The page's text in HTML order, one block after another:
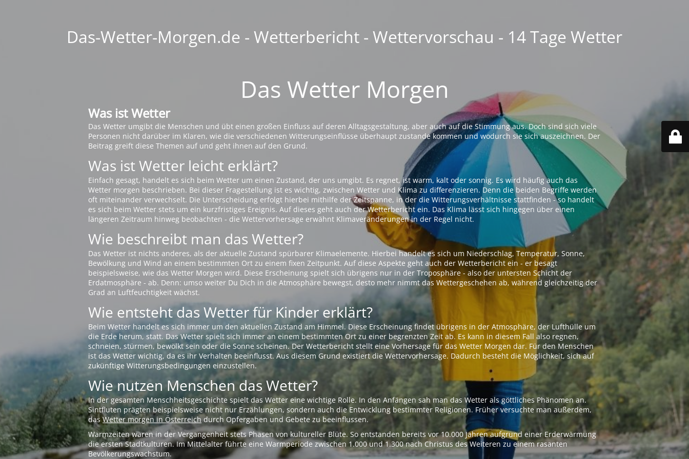
Das-Wetter-Morgen.de - Wetterbericht - Wettervorschau - 14 Tage Wetter
Das Wetter Morgen
Was ist Wetter
Das Wetter umgibt die Menschen und übt einen großen Einfluss auf deren Alltagsgestaltung, aber auch auf die Stimmung aus. Doch sind sich viele
Personen nicht darüber im Klaren, wie die verschiedenen Witterungseinflüsse überhaupt zustande kommen und wodurch sie sich auszeichnen. Der
Beitrag greift diese Themen auf und geht ihnen auf den Grund.
Was ist Wetter leicht erklärt?
Einfach gesagt, handelt es sich beim Wetter um einen Zustand, der uns umgibt. Es regnet, ist warm, kalt oder sonnig. Es wird häufig auch das
Wetter morgen beschrieben. Bei dieser Fragestellung ist es wichtig, zwischen Wetter und Klima zu differenzieren. Denn die beiden Begriffe werden
oft miteinander verwechselt. Die Unterscheidung erfolgt hierbei mithilfe der Zeitspanne, in der die Witterungsverhältnisse stattfinden - so handelt
es sich beim Wetter stets um ein kurzfristiges Ereignis. Auf dieses geht auch der Wetterbericht ein. Das Klima lässt sich hingegen über einen
längeren Zeitraum hinweg beobachten - die Wettervorhersage erwähnt Klimaveränderungen in der Regel nicht.
Wie beschreibt man das Wetter?
Das Wetter ist nichts anderes, als der aktuelle Zustand spürbarer Klimaelemente. Hierbei handelt es sich um Niederschlag, Temperatur, Sonne,
Bewölkung und Wind an einem bestimmten Ort zu einem fixen Zeitpunkt. Auf diese Aspekte geht auch der Wetterbericht ein - er besagt
beispielsweise, wie das Wetter Morgen wird. Diese Erscheinung spielt sich übrigens nur in der Troposphäre - also der untersten Schicht der
Erdatmosphäre - ab. Denn: umso weiter Du Dich in die Atmosphäre bewegst, desto mehr nimmt das Wettergeschehen ab, während gleichzeitig der
Grad an Luftfeuchtigkeit wächst.
Wie entsteht das Wetter für Kinder erklärt?
Beim Wetter handelt es sich immer um den aktuellen Zustand am Himmel. Diese Erscheinung findet übrigens in der Atmosphäre, der Lufthülle um
die Erde herum, statt. Das Wetter spielt sich immer an einem bestimmten Ort zu einer begrenzten Zeit ab. Es kann in diesem Fall also regnen,
schneien, stürmen, bewölkt sein oder die Sonne scheinen. Der Wetterbericht stellt eine Vorhersage für das Wetter Morgen dar. Für den Menschen
ist das Wetter wichtig, da es ihr Verhalten beeinflusst. Aus diesem Grund existiert die Wettervorhersage. Dadurch besteht die Möglichkeit, sich auf
zukünftige Witterungsbedingungen einzustellen.
Wie nutzen Menschen das Wetter?
In der gesamten Menschheitsgeschichte spielt das Wetter eine wichtige Rolle. In den Anfängen sah man das Wetter als göttliches Phänomen an.
Sintfluten prägten beispielsweise nicht nur Erzählungen, sondern auch die Entwicklung bestimmter Religionen. Früher versuchte man außerdem,
dasWetter morgen in Österreichdurch Opfergaben und Gebete zu beeinflussen.
Warmzeiten waren in der Vergangenheit stets Phasen von kultureller Blüte. So entstanden bereits vor 10.000 Jahren aufgrund einer Erderwärmung
die ersten Stadtkulturen. Im Mittelalter führte eine Warmperiode zwischen 1.000 und 1.300 nach Christus des Weiteren zu einem rasanten
Bevölkerungswachstum.